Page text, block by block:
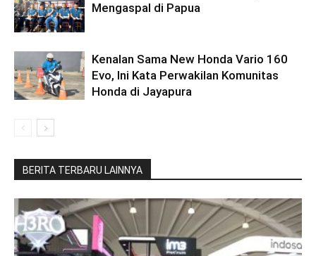
Mengaspal di Papua
Kenalan Sama New Honda Vario 160
Evo, Ini Kata Perwakilan Komunitas
Honda di Jayapura
BERITA TERBARU LAINNYA